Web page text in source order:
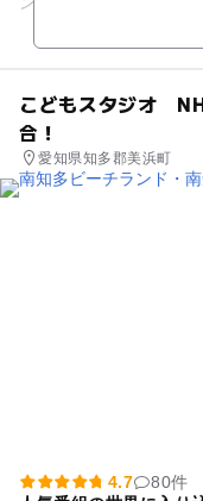
こどもスタジオ
合！
愛知県知多郡美浜町
4.7
80件